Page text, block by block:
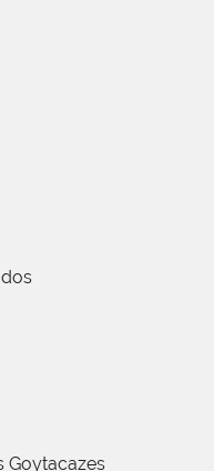
Goytacazes